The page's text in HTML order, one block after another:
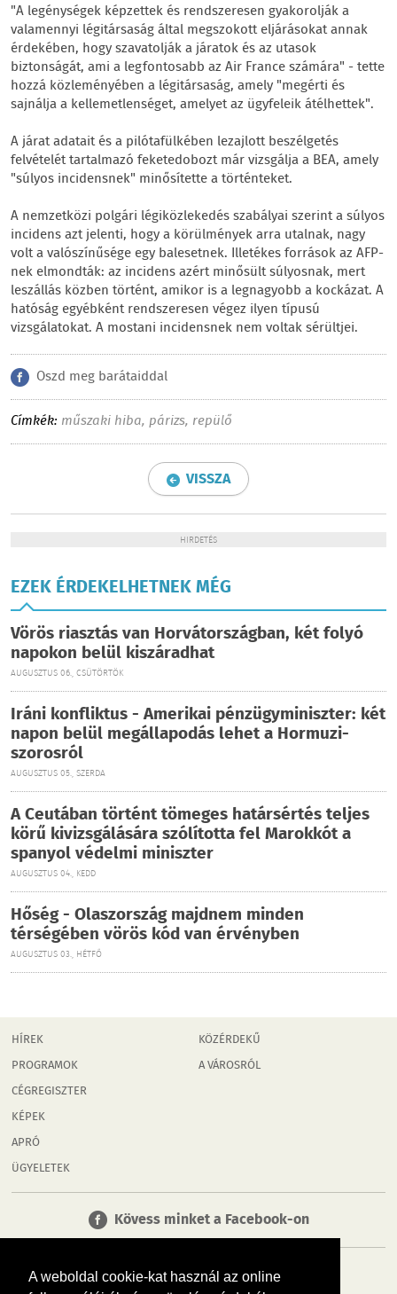
A weboldal cookie-kat használ az online
"A legénységek képzettek és rendszeresen gyakorolják a
valamennyi légitársaság által megszokott eljárásokat annak
érdekében, hogy szavatolják a járatok és az utasok
biztonságát, ami a legfontosabb az Air France számára" - tette
hozzá közleményében a légitársaság, amely "megérti és
sajnálja a kellemetlenséget, amelyet az ügyfeleik átélhettek".
A járat adatait és a pilótafülkében lezajlott beszélgetés
felvételét tartalmazó feketedobozt már vizsgálja a BEA, amely
"súlyos incidensnek" minősítette a történteket.
A nemzetközi polgári légiközlekedés szabályai szerint a súlyos
incidens azt jelenti, hogy a körülmények arra utalnak, nagy
volt a valószínűsége egy balesetnek. Illetékes források az AFP-
nek elmondták: az incidens azért minősült súlyosnak, mert
leszállás közben történt, amikor is a legnagyobb a kockázat. A
hatóság egyébként rendszeresen végez ilyen típusú
vizsgálatokat. A mostani incidensnek nem voltak sérültjei.
Oszd meg barátaiddal
Címkék: műszaki hiba, párizs, repülő
VISSZA
HIRDETÉS
EZEK ÉRDEKELHETNEK MÉG
Vörös riasztás van Horvátországban, két folyó
napokon belül kiszáradhat
AUGUSZTUS 06., CSÜTÖRTÖK
Iráni konfliktus - Amerikai pénzügyminiszter: két
napon belül megállapodás lehet a Hormuzi-
szorosról
AUGUSZTUS 05., SZERDA
A Ceutában történt tömeges határsértés teljes
körű kivizsgálására szólította fel Marokkót a
spanyol védelmi miniszter
AUGUSZTUS 04., KEDD
Hőség - Olaszország majdnem minden
térségében vörös kód van érvényben
AUGUSZTUS 03., HÉTFŐ
HÍREK
PROGRAMOK
CÉGREGISZTER
KÉPEK
APRÓ
ÜGYELETEK
KÖZÉRDEKŰ
A VÁROSRÓL
Kövess minket a Facebook-on